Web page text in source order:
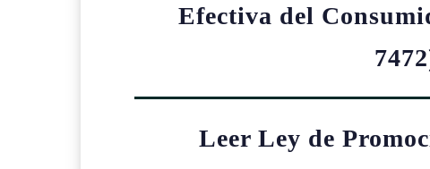
Efectiva del
Leer Ley de